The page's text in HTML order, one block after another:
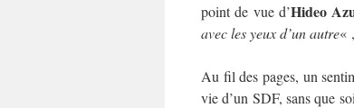
point de vue d’Hideo
avec les yeux d’un autre«
Au fil des pages, un
vie d’un SDF, sans que